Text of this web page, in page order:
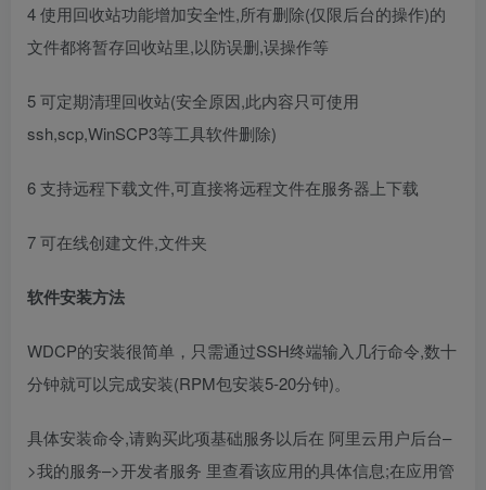
4 使用回收站功能增加安全性,所有删除(仅限后台的操作)的
文件都将暂存回收站里,以防误删,误操作等
5 可定期清理回收站(安全原因,此内容只可使用
ssh,scp,WinSCP3等工具软件删除)
6 支持远程下载文件,可直接将远程文件在服务器上下载
7 可在线创建文件,文件夹
软件安装方法
WDCP的安装很简单，只需通过SSH终端输入几行命令,数十
分钟就可以完成安装(RPM包安装5-20分钟)。
具体安装命令,请购买此项基础服务以后在 阿里云用户后台–
>我的服务–>开发者服务 里查看该应用的具体信息;在应用管